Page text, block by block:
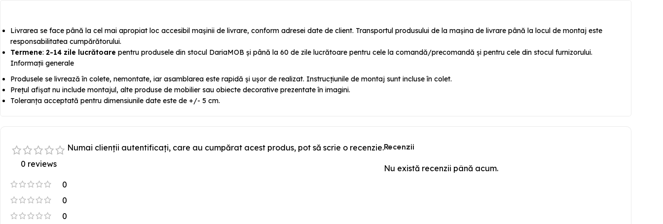
Livrarea se face până la cel mai apropiat loc accesibil mașinii de livrare, conform adresei date de client. Transportul produsului de la mașina de livrare până la locul de montaj este
responsabilitatea cumpărătorului.
Termene: 2-14 zile lucrătoare pentru produsele din stocul DariaMOB și până la 60 de zile lucrătoare pentru cele la comandă/precomandă și pentru cele din stocul furnizorului.
Informații generale
Produsele se livrează în colete, nemontate, iar asamblarea este rapidă și ușor de realizat. Instrucțiunile de montaj sunt incluse în colet.
Prețul afișat nu include montajul, alte produse de mobilier sau obiecte decorative prezentate în imagini.
Toleranța acceptată pentru dimensiunile date este de +/- 5 cm.
0 reviews
0
0
0
Recenzii
Nu există recenzii până acum.
Numai clienții autentificați, care au cumpărat acest produs, pot să scrie o recenzie.